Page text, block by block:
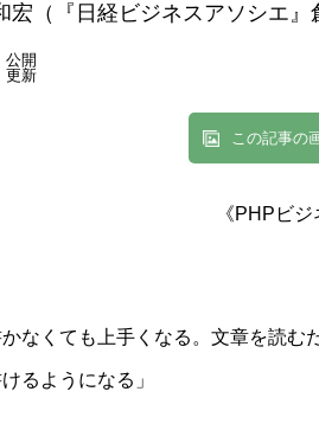
宏（『日経ビジネスアソシエ』
公開
更新
この記事の
《PHPビ
なくても上手くなる。文章を読む
るようになる」